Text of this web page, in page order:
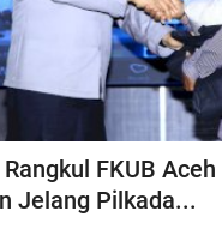
FKUB
Jelang Pilkada...